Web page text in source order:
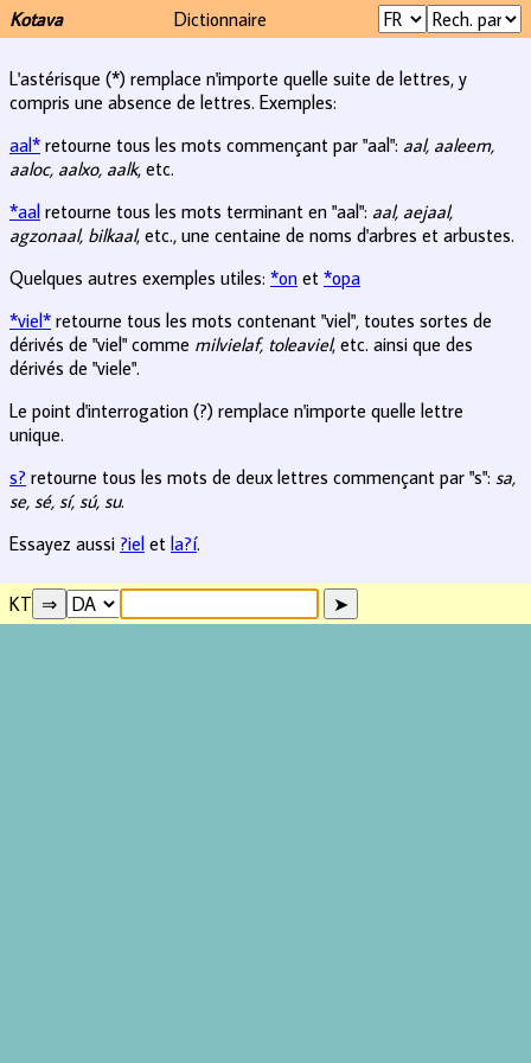
Kotava Dictionnaire
L'astérisque (*) remplace n'importe quelle suite de lettres, y
compris une absence de lettres. Exemples:
aal* retourne tous les mots commençant par "aal": aal, aaleem,
aaloc, aalxo, aalk, etc.
*aal retourne tous les mots terminant en "aal": aal, aejaal,
agzonaal, bilkaal, etc., une centaine de noms d'arbres et arbustes.
Quelques autres exemples utiles: *on et *opa
*viel* retourne tous les mots contenant "viel", toutes sortes de
dérivés de "viel" comme milvielaf, toleaviel, etc. ainsi que des
dérivés de "viele".
Le point d'interrogation (?) remplace n'importe quelle lettre
unique.
s? retourne tous les mots de deux lettres commençant par "s": sa,
se, sé, sí, sú, su.
Essayez aussi ?iel et la?í.
KT